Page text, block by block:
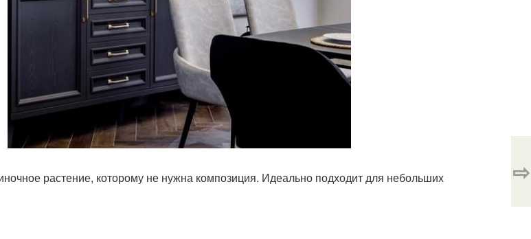
растение, которому не нужна композиция. Идеально подходит для небольших
⇨